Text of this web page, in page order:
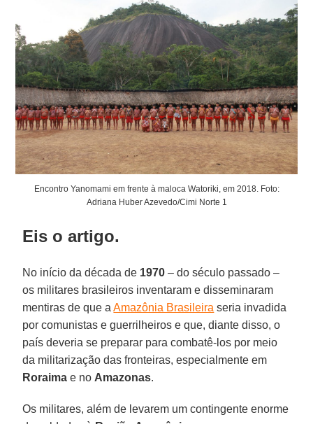
Encontro Yanomami em frente à maloca Watoriki, em 2018. Foto:
Adriana Huber Azevedo/Cimi Norte 1
Eis o artigo.
No início da década de 1970 – do século passado –
os militares brasileiros inventaram e disseminaram
mentiras de que aAmazônia Brasileira seria invadida
por comunistas e guerrilheiros e que, diante disso, o
país deveria se preparar para combatê-los por meio
da militarização das fronteiras, especialmente em
Roraima e no Amazonas.
Os militares, além de levarem um contingente enorme